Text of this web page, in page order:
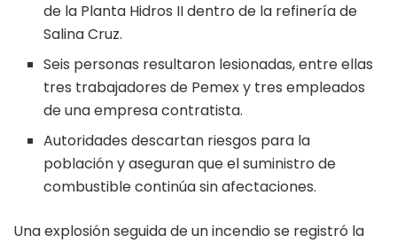
de la Planta Hidros II dentro de la refinería de
Salina Cruz.
Seis personas resultaron lesionadas, entre ellas
tres trabajadores de Pemex y tres empleados
de una empresa contratista.
Autoridades descartan riesgos para la
población y aseguran que el suministro de
combustible continúa sin afectaciones.
Una explosión seguida de un incendio se registró la